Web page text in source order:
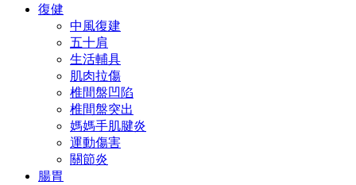
復健
中風復建
五十肩
生活輔具
肌肉拉傷
椎間盤凹陷
椎間盤突出
媽媽手肌腱炎
運動傷害
關節炎
腸胃